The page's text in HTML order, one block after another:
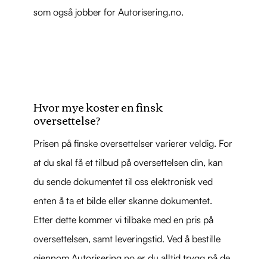
som også jobber for Autorisering.no.
Hvor mye koster en finsk
oversettelse?
Prisen på finske oversettelser varierer veldig. For
at du skal få et tilbud på oversettelsen din, kan
du sende dokumentet til oss elektronisk ved
enten å ta et bilde eller skanne dokumentet.
Etter dette kommer vi tilbake med en pris på
oversettelsen, samt leveringstid. Ved å bestille